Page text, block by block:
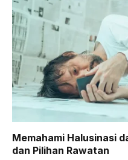
Memahami Halusinasi
dan Pilihan Rawatan